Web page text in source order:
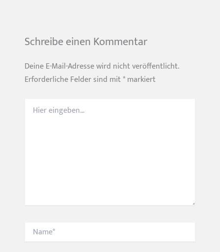
Schreibe einen Kommentar
Deine E-Mail-Adresse wird nicht veröffentlicht.
Erforderliche Felder sind mit*markiert
eingeben…
Name*